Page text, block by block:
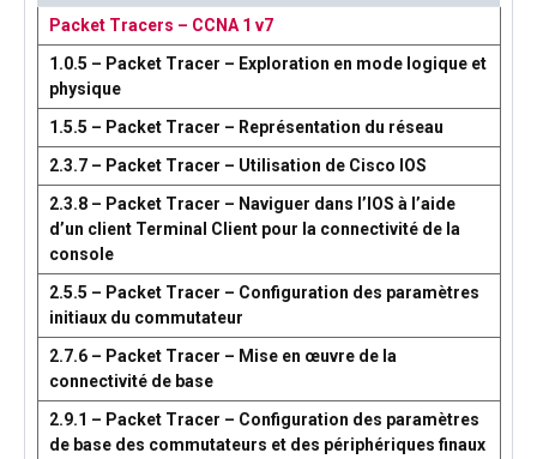
Packet Tracers – CCNA 1 v7
1.0.5 – Packet Tracer – Exploration en mode logique et
physique
1.5.5 – Packet Tracer – Représentation du réseau
2.3.7 – Packet Tracer – Utilisation de Cisco IOS
2.3.8 – Packet Tracer – Naviguer dans l’IOS à l’aide
d’un client Terminal Client pour la connectivité de la
console
2.5.5 – Packet Tracer – Configuration des paramètres
initiaux du commutateur
2.7.6 – Packet Tracer – Mise en œuvre de la
connectivité de base
2.9.1 – Packet Tracer – Configuration des paramètres
de base des commutateurs et des périphériques finaux